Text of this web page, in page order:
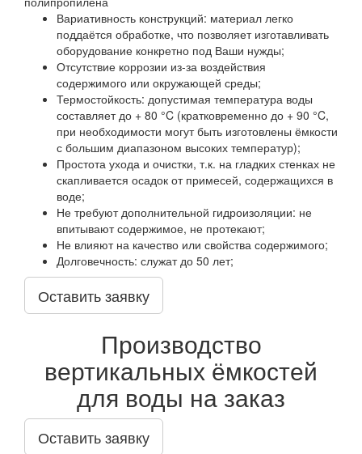
Вариативность конструкций: материал легко
поддаётся обработке, что позволяет изготавливать
оборудование конкретно под Ваши нужды;
Отсутствие коррозии из-за воздействия
содержимого или окружающей среды;
Термостойкость: допустимая температура воды
составляет до + 80 °C (кратковременно до + 90 °C,
при необходимости могут быть изготовлены ёмкости
с большим диапазоном высоких температур);
Простота ухода и очистки, т.к. на гладких стенках не
скапливается осадок от примесей, содержащихся в
воде;
Не требуют дополнительной гидроизоляции: не
впитывают содержимое, не протекают;
Не влияют на качество или свойства содержимого;
Долговечность: служат до 50 лет;
Оставить заявку
Производство
вертикальных ёмкостей
для воды на заказ
Оставить заявку